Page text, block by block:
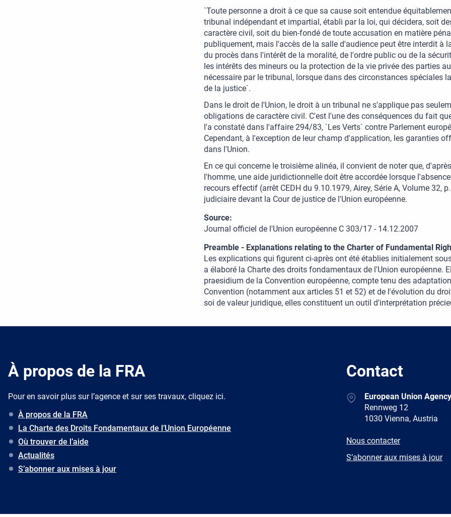
`Toute personne a droit à ce que sa cause soit entendue
tribunal indépendant et impartial, établi par la loi, qui décidera, soit
caractère civil, soit du bien-fondé de toute accusation en matière
publiquement, mais l'accès de la salle d'audience peut être interdit à
du procès dans l'intérêt de la moralité, de l'ordre public ou de la
les intérêts des mineurs ou la protection de la vie privée des parties
nécessaire par le tribunal, lorsque dans des circonstances spéciales
de la justice`.
Dans le droit de l'Union, le droit à un tribunal ne s'applique pas
obligations de caractère civil. C'est l'une des conséquences du fait
l'a constaté dans l'affaire 294/83, `Les Verts` contre Parlement
Cependant, à l'exception de leur champ d'application, les garanties
dans l'Union.
En ce qui concerne le troisième alinéa, il convient de noter que,
l'homme, une aide juridictionnelle doit être accordée lorsque
recours effectif (arrêt CEDH du 9.10.1979, Airey, Série A, Volume 32,
judiciaire devant la Cour de justice de l'Union européenne.
Source:
Journal officiel de l'Union européenne C 303/17 - 14.12.2007
Preamble - Explanations relating to the Charter of Fundamental
Les explications qui figurent ci-après ont été établies initialement
a élaboré la Charte des droits fondamentaux de l'Union européenne.
praesidium de la Convention européenne, compte tenu des
Convention (notamment aux articles 51 et 52) et de l'évolution du
soi de valeur juridique, elles constituent un outil d'interprétation
À propos de la FRA
Pour en savoir plus sur l’agence et sur ses travaux, cliquez ici.
À propos de la FRA
La Charte des Droits Fondamentaux de l’Union Européenne
Où trouver de l’aide
Actualités
S’abonner aux mises à jour
Contact
AddressEuropean Union
Rennweg 12
1030 Vienna, Austria
E-
Nous contacter
Newsletter
S’abonner aux mises à jour